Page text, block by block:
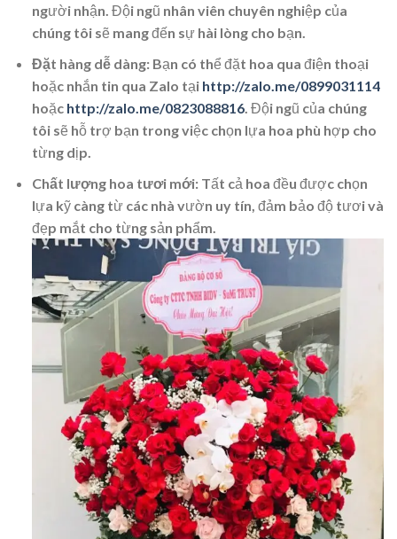
người nhận. Đội ngũ nhân viên chuyên nghiệp của
chúng tôi sẽ mang đến sự hài lòng cho bạn.
Đặt hàng dễ dàng: Bạn có thể đặt hoa qua điện thoại
hoặc nhắn tin qua Zalo tại http://zalo.me/0899031114
hoặc http://zalo.me/0823088816. Đội ngũ của chúng
tôi sẽ hỗ trợ bạn trong việc chọn lựa hoa phù hợp cho
từng dịp.
Chất lượng hoa tươi mới: Tất cả hoa đều được chọn
lựa kỹ càng từ các nhà vườn uy tín, đảm bảo độ tươi và
đẹp mắt cho từng sản phẩm.